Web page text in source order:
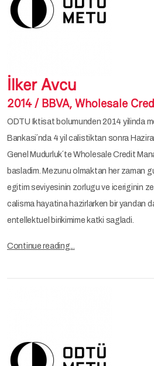
İlker Avcu
2014 / BBVA, Wholesale
ODTU Iktisat bolumunden 2014 yilinda
Bankasi´nda 4 yil calistiktan sonra
Genel Mudurluk´te Wholesale Credit
basladim. Mezunu olmaktan her zaman
egitim seviyesinin zorlugu ve iceriginin
calisma hayatina hazirlarken bir yandan
entellektuel birikimime katki sagladi.
Continue reading...